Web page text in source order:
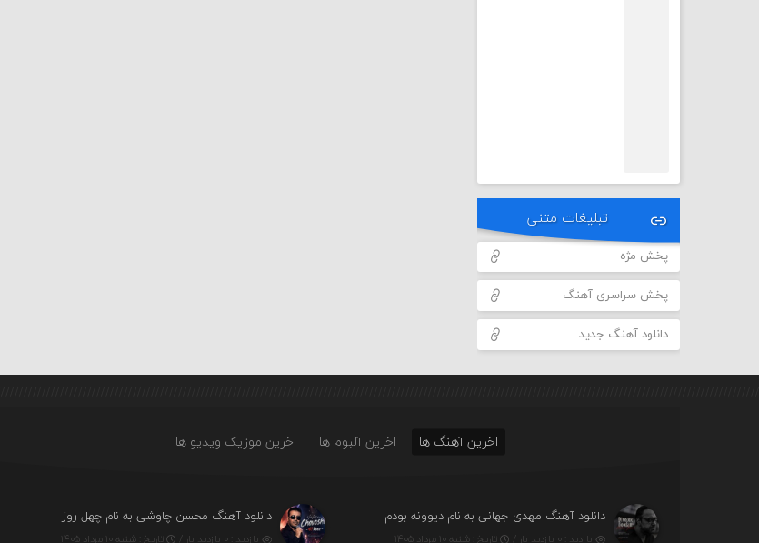
تبلیغات متنی
پخش مژه
پخش سراسری آهنگ
دانلود آهنگ جدید
اخرین آهنگ ها اخرین آلبوم ها اخرین موزیک ویدیو ها
دانلود آهنگ مهدی جهانی به نام دیوونه بودم
بازدید : ۰ بازدید بار / تاریخ : شنبه ۱۰ مرداد ۱۴۰۵
دانلود آهنگ محسن چاوشی به نام چهل روز
بازدید : ۰ بازدید بار / تاریخ : شنبه ۱۰ مرداد ۱۴۰۵